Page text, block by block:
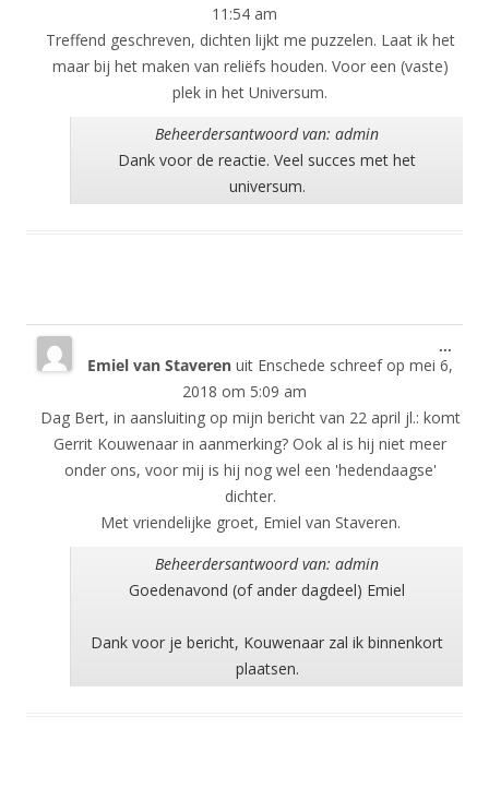
11:54 am
Treffend geschreven, dichten lijkt me puzzelen. Laat ik het
maar bij het maken van reliëfs houden. Voor een (vaste)
plek in het Universum.
Beheerdersantwoord van: admin
Dank voor de reactie. Veel succes met het
universum.
Emiel van Staveren uit Enschede schreef op mei 6,
2018 om 5:09 am
Dag Bert, in aansluiting op mijn bericht van 22 april jl.: komt
Gerrit Kouwenaar in aanmerking? Ook al is hij niet meer
onder ons, voor mij is hij nog wel een 'hedendaagse'
dichter.
Met vriendelijke groet, Emiel van Staveren.
Beheerdersantwoord van: admin
Goedenavond (of ander dagdeel) Emiel
Dank voor je bericht, Kouwenaar zal ik binnenkort
plaatsen.
...
deze